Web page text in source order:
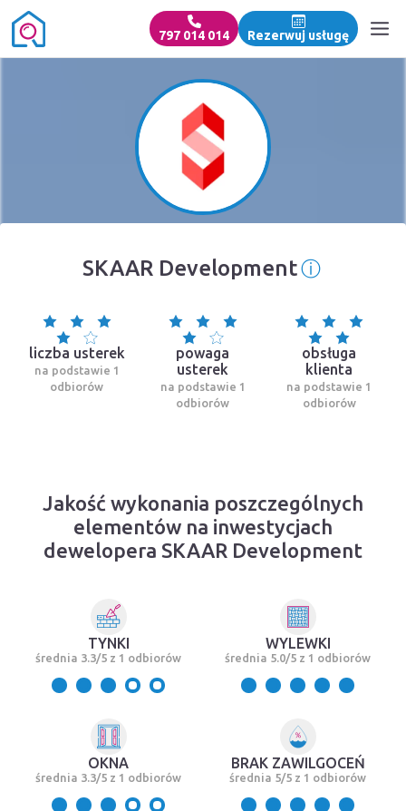
797 014 014 Rezerwuj usługę
SKAAR Developmentⓘ
liczba usterek
na podstawie 1
odbiorów
powaga
usterek
na podstawie 1
odbiorów
obsługa
klienta
na podstawie 1
odbiorów
Jakość wykonania poszczególnych
elementów na inwestycjach
dewelopera SKAAR Development
TYNKI
średnia 3.3/5 z 1 odbiorów
WYLEWKI
średnia 5.0/5 z 1 odbiorów
OKNA
średnia 3.3/5 z 1 odbiorów
BRAK ZAWILGOCEŃ
średnia 5/5 z 1 odbiorów